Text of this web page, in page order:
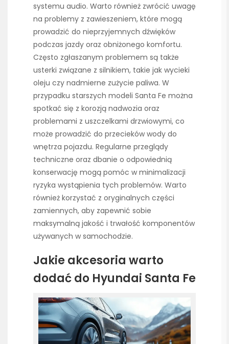
systemu audio. Warto również zwrócić uwagę
na problemy z zawieszeniem, które mogą
prowadzić do nieprzyjemnych dźwięków
podczas jazdy oraz obniżonego komfortu.
Często zgłaszanym problemem są także
usterki związane z silnikiem, takie jak wycieki
oleju czy nadmierne zużycie paliwa. W
przypadku starszych modeli Santa Fe można
spotkać się z korozją nadwozia oraz
problemami z uszczelkami drzwiowymi, co
może prowadzić do przecieków wody do
wnętrza pojazdu. Regularne przeglądy
techniczne oraz dbanie o odpowiednią
konserwację mogą pomóc w minimalizacji
ryzyka wystąpienia tych problemów. Warto
również korzystać z oryginalnych części
zamiennych, aby zapewnić sobie
maksymalną jakość i trwałość komponentów
używanych w samochodzie.
Jakie akcesoria warto
dodać do Hyundai Santa Fe